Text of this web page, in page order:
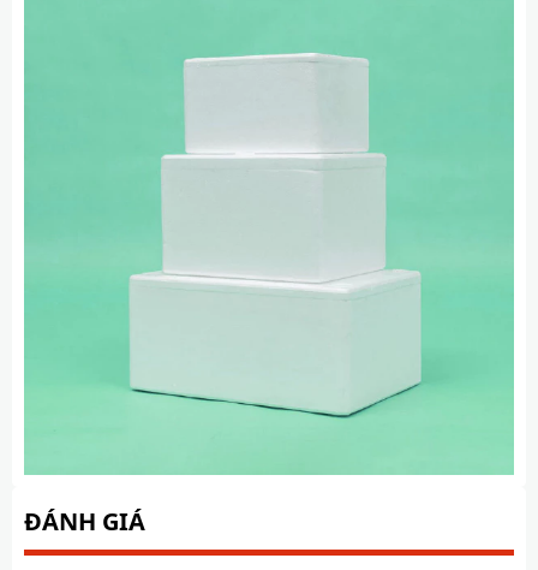
ĐÁNH GIÁ